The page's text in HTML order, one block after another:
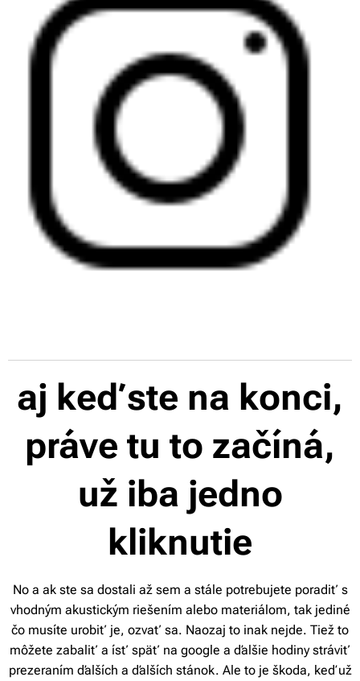
aj keď ste na konci,
práve tu to začíná,
už iba jedno
kliknutie
No a ak ste sa dostali až sem a stále potrebujete poradiť s
vhodným akustickým riešením alebo materiálom, tak jediné
čo musíte urobiť je, ozvať sa. Naozaj to inak nejde. Tiež to
môžete zabaliť a ísť späť na google a ďalšie hodiny stráviť
prezeraním ďalších a ďalších stánok. Ale to je škoda, keď už